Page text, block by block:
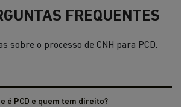
FREQUENTES
sobre o processo de CNH para PCD.
é PCD e quem tem direito?